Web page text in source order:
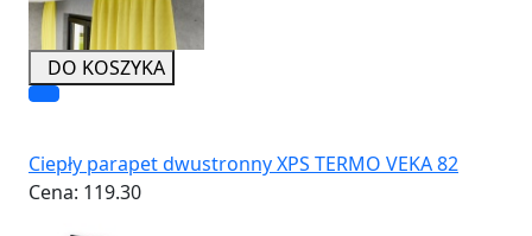
DO KOSZYKA
Ciepły parapet dwustronny XPS TERMO VEKA 82
Cena: 119.30